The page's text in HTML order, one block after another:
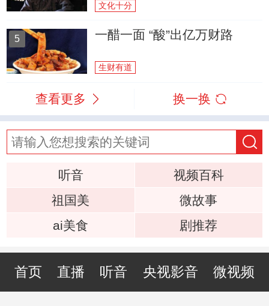
文化十分
5 一醋一面 “酸”出亿万财路
生财有道
查看更多 换一换
听音
视频百科
祖国美
微故事
ai美食
剧推荐
首页 直播 听音 央视影音 微视频